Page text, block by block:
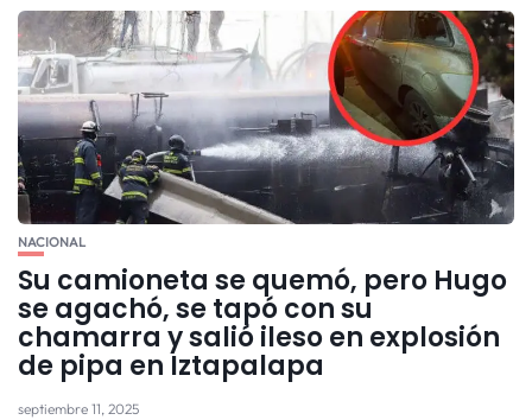
NACIONAL
Su camioneta se quemó, pero Hugo
se agachó, se tapó con su
chamarra y salió ileso en explosión
de pipa en Iztapalapa
septiembre 11, 2025